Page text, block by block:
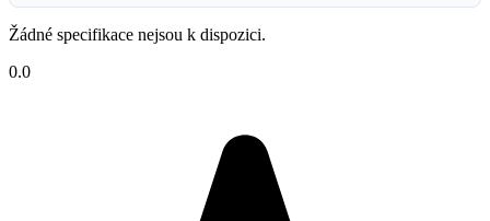
Žádné specifikace nejsou k dispozici.
0.0